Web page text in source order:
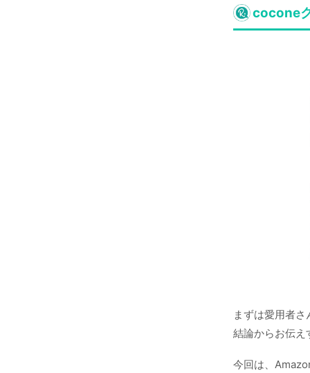
cocone
まずは愛用者
結論からお伝え
今回は、